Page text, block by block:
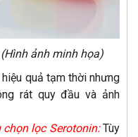
ảnh minh họa)
hiệu quả tạm thời nhưng
rát quy đầu và ảnh
lọc Serotonin:Tùy